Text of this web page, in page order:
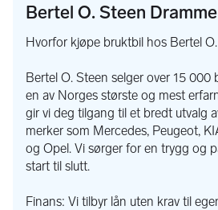
Hvis du ønsker mer informasjon er
Så snart vi har mer og oppdatert
dette fortløpende legges ut på våre
https://www.bos.no/aktuelt/
2g-nettet
Bertel O. Steen
Hvorfor kjøpe bruktbil hos Bertel
Bertel O. Steen selger over 15 000
en av Norges største og mest
gir vi deg tilgang til et bredt utvalg
merker som Mercedes, Peugeot,
og Opel. Vi sørger for en trygg og
start til slutt.
Finans: Vi tilbyr lån uten krav til